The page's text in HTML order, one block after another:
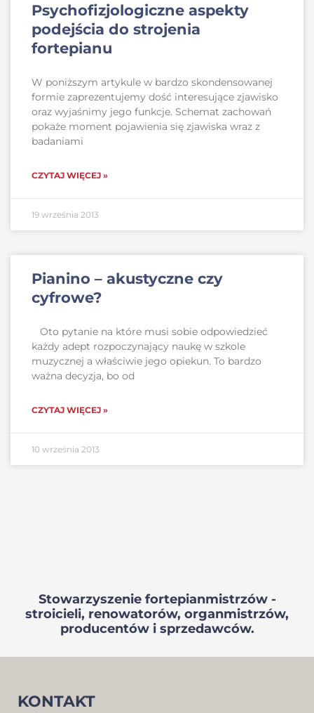
Psychofizjologiczne aspekty
podejścia do strojenia
fortepianu
W poniższym artykule w bardzo skondensowanej
formie zaprezentujemy dość interesujące zjawisko
oraz wyjaśnimy jego funkcje. Schemat zachowań
pokaże moment pojawienia się zjawiska wraz z
badaniami
CZYTAJ WIĘCEJ »
19 września 2013
Pianino – akustyczne czy
cyfrowe?
Oto pytanie na które musi sobie odpowiedzieć
każdy adept rozpoczynający naukę w szkole
muzycznej a właściwie jego opiekun. To bardzo
ważna decyzja, bo od
CZYTAJ WIĘCEJ »
10 września 2013
Stowarzyszenie fortepianmistrzów -
stroicieli, renowatorów, organmistrzów,
producentów i sprzedawców.
KONTAKT